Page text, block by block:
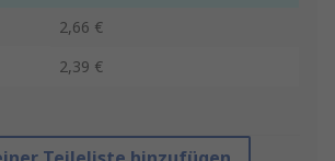
2,66 €
2,39 €